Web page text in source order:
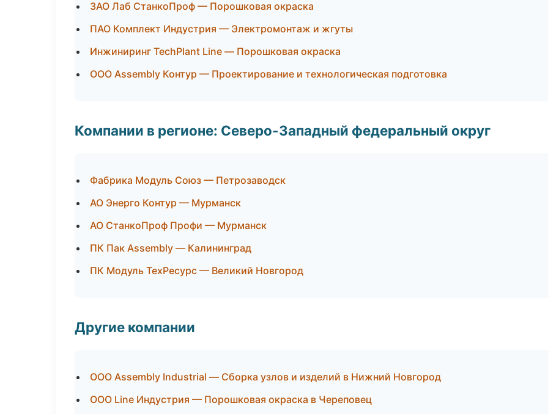
ЗАО Лаб СтанкоПроф — Порошковая окраска
ПАО Комплект Индустрия — Электромонтаж и жгуты
Инжиниринг TechPlant Line — Порошковая окраска
ООО Assembly Контур — Проектирование и технологическая подготовка
Компании в регионе: Северо-Западный федеральный округ
Фабрика Модуль Союз — Петрозаводск
АО Энерго Контур — Мурманск
АО СтанкоПроф Профи — Мурманск
ПК Пак Assembly — Калининград
ПК Модуль ТехРесурс — Великий Новгород
Другие компании
ООО Assembly Industrial — Сборка узлов и изделий в Нижний Новгород
ООО Line Индустрия — Порошковая окраска в Череповец